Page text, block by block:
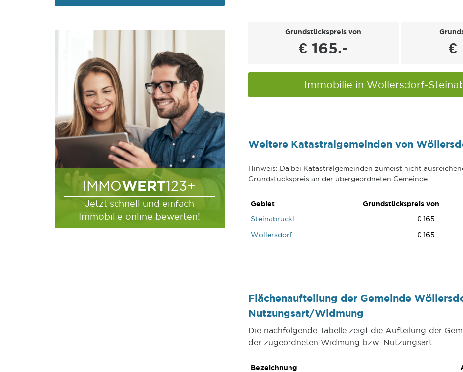
IMMOWERT123+
Jetzt schnell und einfach
Immobilie online bewerten!
Grundstückspreis von
€ 165.- €
Immobilie in Wöllersdorf-
Weitere Katastralgemeinden von
Hinweis: Da bei Katastralgemeinden zumeist nicht
Grundstückspreis an der übergeordneten Gemeinde.
Gebiet Grundstückspreis von
Steinabrückl
€ 165.-
Wöllersdorf
€ 165.-
Flächenaufteilung der Gemeinde
Nutzungsart/Widmung
Die nachfolgende Tabelle zeigt die Aufteilung der
der zugeordneten Widmung bzw. Nutzungsart.
Bezeichnung